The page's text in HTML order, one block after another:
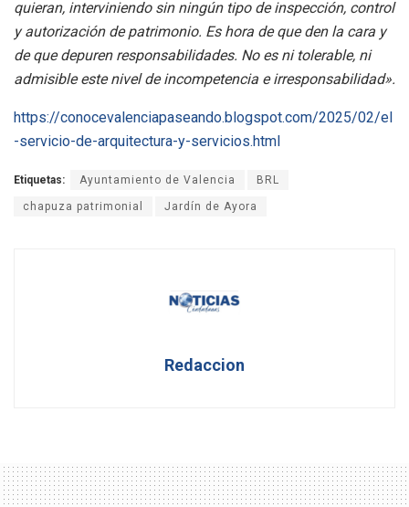
quieran, interviniendo sin ningún tipo de inspección, control
y autorización de patrimonio. Es hora de que den la cara y
de que depuren responsabilidades. No es ni tolerable, ni
admisible este nivel de incompetencia e irresponsabilidad».
https://conocevalenciapaseando.blogspot.com/2025/02/el
-servicio-de-arquitectura-y-servicios.html
Etiquetas: Ayuntamiento de Valencia BRL
chapuza patrimonial Jardín de Ayora
Redaccion